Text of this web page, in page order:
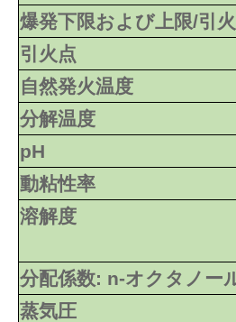
爆発下限および上限/引
引火点
自然発火温度
分解温度
pH
動粘性率
溶解度
分配係数: n-オクタノー
蒸気圧